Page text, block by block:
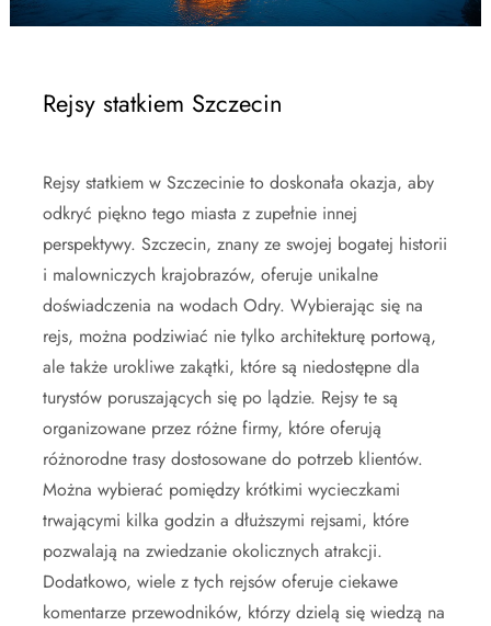
Rejsy statkiem Szczecin
Rejsy statkiem w Szczecinie to doskonała okazja, aby
odkryć piękno tego miasta z zupełnie innej
perspektywy. Szczecin, znany ze swojej bogatej historii
i malowniczych krajobrazów, oferuje unikalne
doświadczenia na wodach Odry. Wybierając się na
rejs, można podziwiać nie tylko architekturę portową,
ale także urokliwe zakątki, które są niedostępne dla
turystów poruszających się po lądzie. Rejsy te są
organizowane przez różne firmy, które oferują
różnorodne trasy dostosowane do potrzeb klientów.
Można wybierać pomiędzy krótkimi wycieczkami
trwającymi kilka godzin a dłuższymi rejsami, które
pozwalają na zwiedzanie okolicznych atrakcji.
Dodatkowo, wiele z tych rejsów oferuje ciekawe
komentarze przewodników, którzy dzielą się wiedzą na